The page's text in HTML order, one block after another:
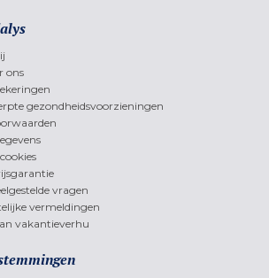
ons
gezondheidsvoorzieningen
vragen
vermeldingen
vakantieverhu